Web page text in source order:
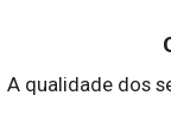
A qualidade dos